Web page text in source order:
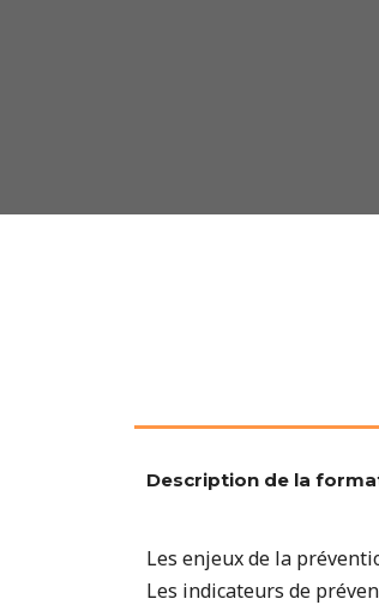
Description de la
Les enjeux de la
Les indicateurs de